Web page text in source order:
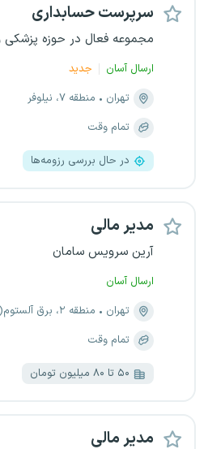
سرپرست حسابداری
مجموعه فعال در حوزه پزشکی و
ارسال آسان
جدید
تهران
منطقه ۷، نیلوفر
تمام وقت
در حال بررسی رزومه‌ها
مدیر مالی
آرین سرویس سامان
ارسال آسان
تهران
منطقه ۲، برق آلستوم(ستارخان)
تمام وقت
۵۰ تا ۸۰ میلیون تومان
مدیر مالی